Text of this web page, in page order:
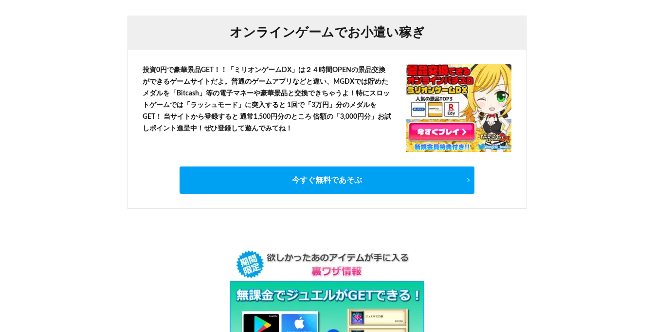
オンラインゲームでお小遣い稼ぎ
投資0円で豪華景品GET！！「ミリオンゲームDX」は２４時間OPENの景品交換
ができるゲームサイトだよ。普通のゲームアプリなどと違い、MGDXでは貯めた
メダルを「Bitcash」等の電子マネーや豪華景品と交換できちゃうよ！特にスロッ
トゲームでは「ラッシュモード」に突入すると 1回で「3万円」分のメダルを
GET！ 当サイトから登録すると 通常1,500円分のところ 倍額の「3,000円分」お試
しポイント進呈中！ぜひ登録して遊んでみてね！
今すぐ無料であそぶ